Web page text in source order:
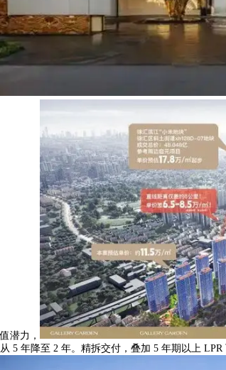
值潜力，
从 5 年降至 2 年。精拆交付，叠加 5 年期以上